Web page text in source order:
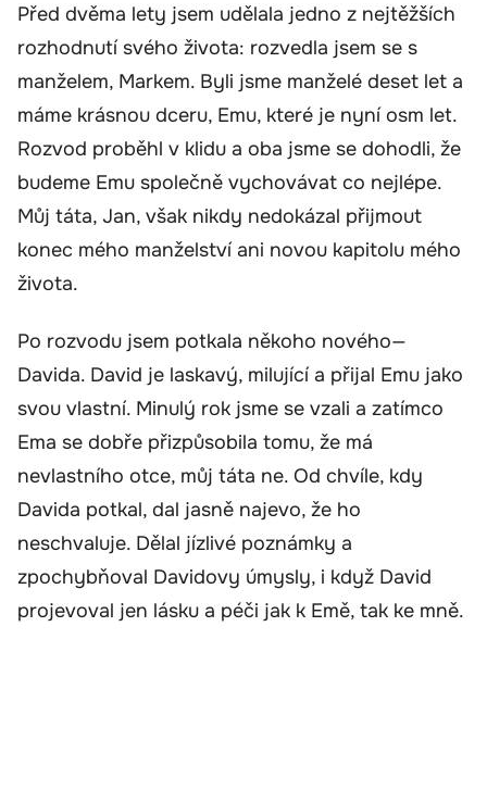
Před dvěma lety jsem udělala jedno z nejtěžších
rozhodnutí svého života: rozvedla jsem se s
manželem, Markem. Byli jsme manželé deset let a
máme krásnou dceru, Emu, které je nyní osm let.
Rozvod proběhl v klidu a oba jsme se dohodli, že
budeme Emu společně vychovávat co nejlépe.
Můj táta, Jan, však nikdy nedokázal přijmout
konec mého manželství ani novou kapitolu mého
života.
Po rozvodu jsem potkala někoho nového—
Davida. David je laskavý, milující a přijal Emu jako
svou vlastní. Minulý rok jsme se vzali a zatímco
Ema se dobře přizpůsobila tomu, že má
nevlastního otce, můj táta ne. Od chvíle, kdy
Davida potkal, dal jasně najevo, že ho
neschvaluje. Dělal jízlivé poznámky a
zpochybňoval Davidovy úmysly, i když David
projevoval jen lásku a péči jak k Emě, tak ke mně.